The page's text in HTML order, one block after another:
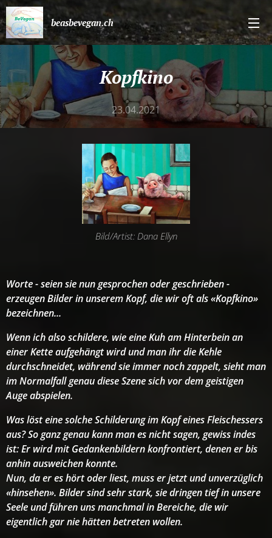
beasbevegan.ch
Kopfkino
23.04.2021
Bild/Artist: Dana Ellyn
Worte - seien sie nun gesprochen oder geschrieben -
erzeugen Bilder in unserem Kopf, die wir oft als «Kopfkino»
bezeichnen...
Wenn ich also schildere, wie eine Kuh am Hinterbein an
einer Kette aufgehängt wird und man ihr die Kehle
durchschneidet, während sie immer noch zappelt, sieht man
im Normalfall genau diese Szene sich vor dem geistigen
Auge abspielen.
Was löst eine solche Schilderung im Kopf eines Fleischessers
aus? So ganz genau kann man es nicht sagen, gewiss indes
ist: Er wird mit Gedankenbildern konfrontiert, denen er bis
anhin ausweichen konnte.
Nun, da er es hört oder liest, muss er jetzt und unverzüglich
«hinsehen». Bilder sind sehr stark, sie dringen tief in unsere
Seele und führen uns manchmal in Bereiche, die wir
eigentlich gar nie hätten betreten wollen.